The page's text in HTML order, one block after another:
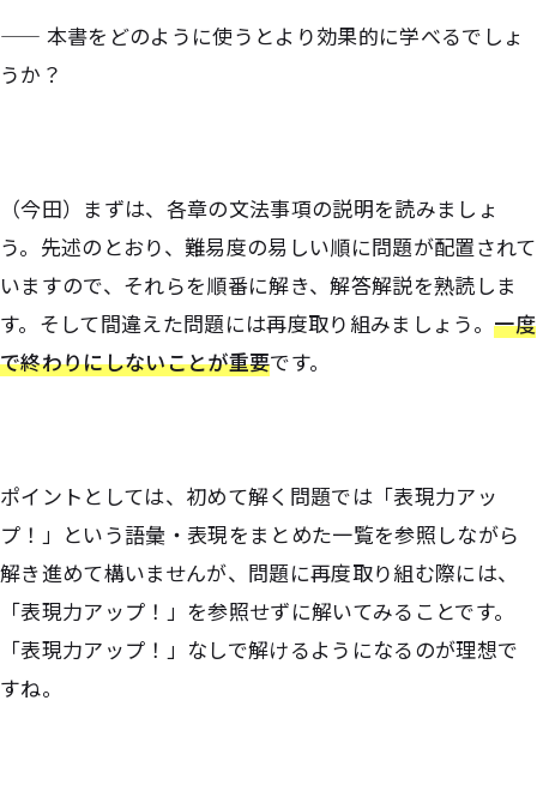
—— 本書をどのように使うとより効果的に学べるでしょ
うか？
（今田）まずは、各章の文法事項の説明を読みましょ
う。先述のとおり、難易度の易しい順に問題が配置されて
いますので、それらを順番に解き、解答解説を熟読しま
す。そして間違えた問題には再度取り組みましょう。一度
で終わりにしないことが重要です。
ポイントとしては、初めて解く問題では「表現力アッ
プ！」という語彙・表現をまとめた一覧を参照しながら
解き進めて構いませんが、問題に再度取り組む際には、
「表現力アップ！」を参照せずに解いてみることです。
「表現力アップ！」なしで解けるようになるのが理想で
すね。